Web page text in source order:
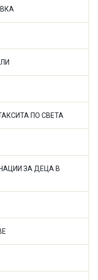
ПО СВЕТА
ЗА ДЕЦА В